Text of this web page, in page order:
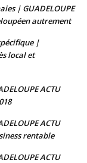
| GUADELOUPE
autrement
|
local et
ACTU
ACTU
rentable
ACTU